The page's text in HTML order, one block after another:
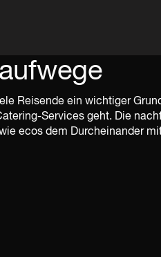
Reisende ein wichtiger
Services geht. Die
ecos dem Durcheinander